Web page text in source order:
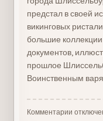
предстал в своей
викинговых
большие
документов,
прошлое
Воинственным
Комментарии к